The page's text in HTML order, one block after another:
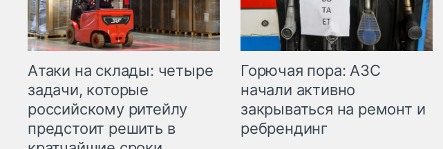
Атаки на склады: четыре
задачи, которые
российскому ритейлу
предстоит решить в
Горючая пора: АЗС
начали активно
закрываться на ремонт и
ребрендинг